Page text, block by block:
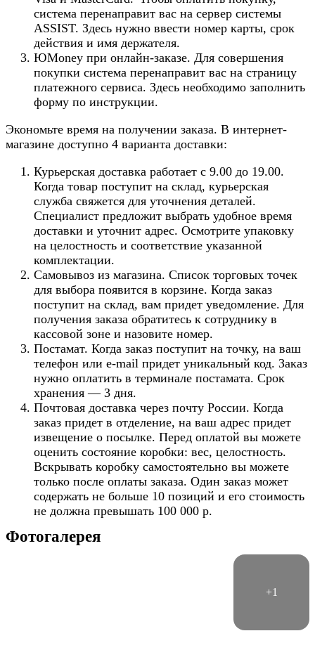
система перенаправит вас на сервер системы
ASSIST. Здесь нужно ввести номер карты, срок
действия и имя держателя.
ЮMoney при онлайн-заказе. Для совершения
покупки система перенаправит вас на страницу
платежного сервиса. Здесь необходимо заполнить
форму по инструкции.
Экономьте время на получении заказа. В интернет-
магазине доступно 4 варианта доставки:
Курьерская доставка работает с 9.00 до 19.00.
Когда товар поступит на склад, курьерская
служба свяжется для уточнения деталей.
Специалист предложит выбрать удобное время
доставки и уточнит адрес. Осмотрите упаковку
на целостность и соответствие указанной
комплектации.
Самовывоз из магазина. Список торговых точек
для выбора появится в корзине. Когда заказ
поступит на склад, вам придет уведомление. Для
получения заказа обратитесь к сотруднику в
кассовой зоне и назовите номер.
Постамат. Когда заказ поступит на точку, на ваш
телефон или e-mail придет уникальный код. Заказ
нужно оплатить в терминале постамата. Срок
хранения — 3 дня.
Почтовая доставка через почту России. Когда
заказ придет в отделение, на ваш адрес придет
извещение о посылке. Перед оплатой вы можете
оценить состояние коробки: вес, целостность.
Вскрывать коробку самостоятельно вы можете
только после оплаты заказа. Один заказ может
содержать не больше 10 позиций и его стоимость
не должна превышать 100 000 р.
Фотогалерея